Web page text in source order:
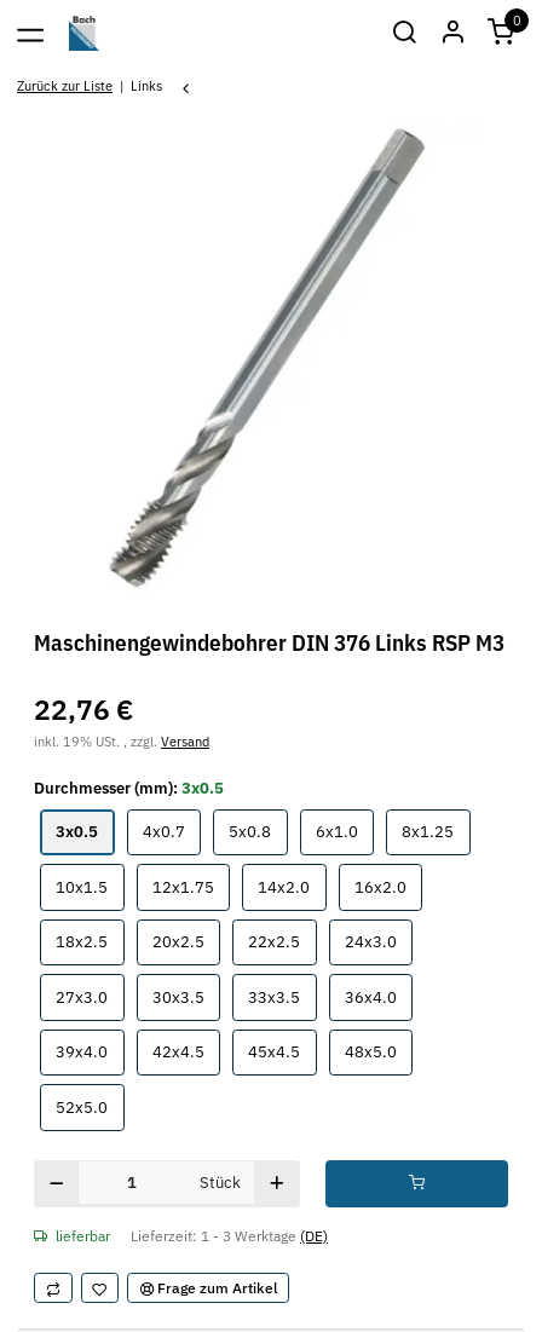
0
Zurück zur Liste Links
Maschinengewindebohrer DIN 376 Links RSP M3
22,76 €
inkl. 19% USt. , zzgl. Versand
Durchmesser (mm): 3x0.5
3x0.53x0.5 4x0.74x0.7 5x0.8 6x1.06x1.0 8x1.25
10x1.5 10x1.512x1.7512x1.7514x2.0 14x2.016x2.016x2.0
18x2.5 18x2.520x2.520x2.522x2.5 22x2.524x3.024x3.0
27x3.0 27x3.030x3.530x3.533x3.5 33x3.536x4.036x4.0
39x4.0 39x4.042x4.542x4.545x4.5 45x4.548x5.048x5.0
52x5.0
Stück
lieferbar Lieferzeit: 1 - 3 Werktage (DE)
Frage zum Artikel